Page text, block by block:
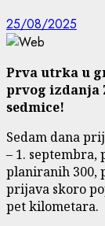
25/08/2025
Prva utrka u
prvog izdanja
sedmice!
Sedam dana
– 1. septembra,
planiranih 300,
prijava skoro
pet kilometara.